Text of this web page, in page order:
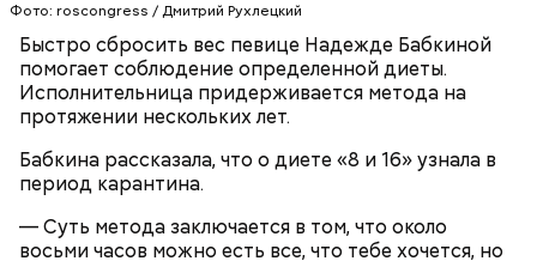
Фото: roscongress / Дмитрий Рухлецкий
Быстро сбросить вес певице Надежде Бабкиной
помогает соблюдение определенной диеты.
Исполнительница придерживается метода на
протяжении нескольких лет.
Бабкина рассказала, что о диете «8 и 16» узнала в
период карантина.
— Суть метода заключается в том, что около
восьми часов можно есть все, что тебе хочется, но
кабачок;
брынза;
— Там может содержаться огромное количество
нитратов, которое вызовет головокружение,
гипоксию и ухудшение физического состояния, —
предостерегла Соломатина.